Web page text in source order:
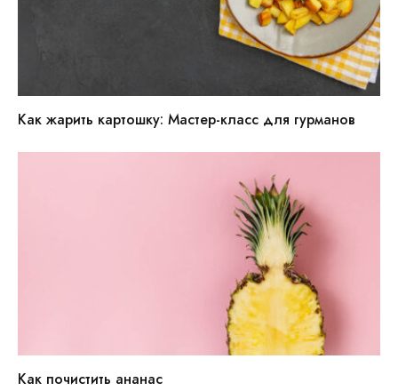
Как жарить картошку: Мастер-класс для гурманов
Как почистить ананас